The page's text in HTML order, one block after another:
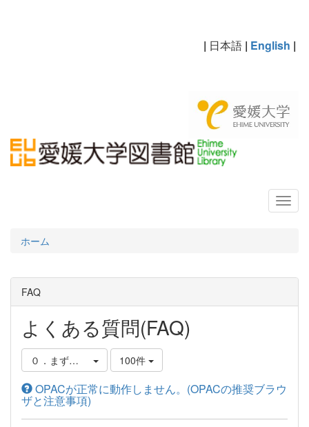
| 日本語 | English |
ホーム
FAQ
よくある質問(FAQ)
０．まずはじめに 100件
OPACが正常に動作しません。(OPACの推奨ブラウ
ザと注意事項)